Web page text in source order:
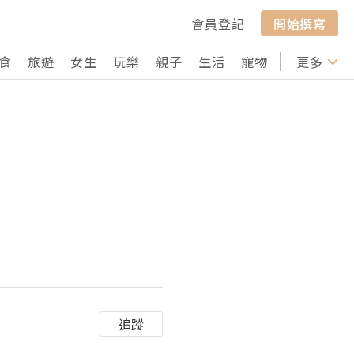
會員登記
開始撰寫
旅遊 女生 玩樂 親子 生活 寵物 行山 打卡
更多
追蹤